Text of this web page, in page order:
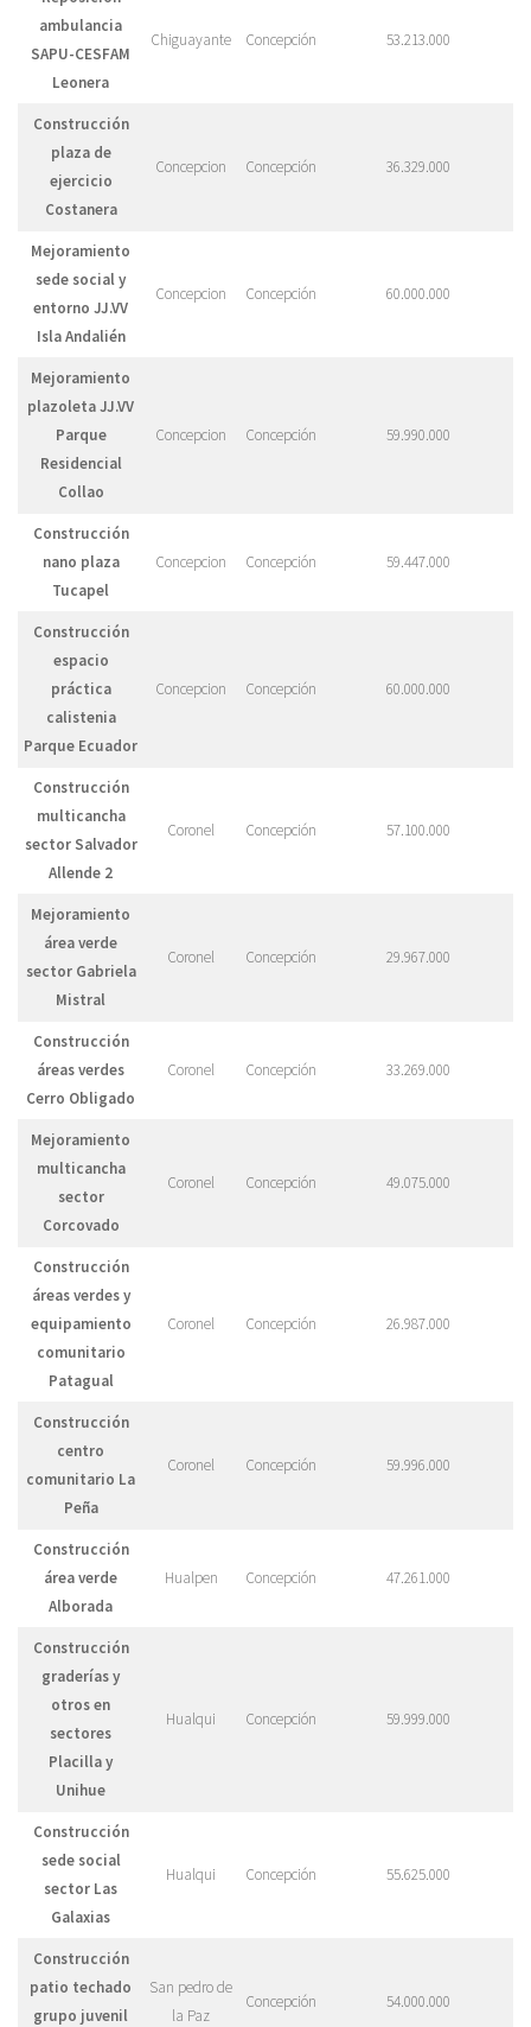
ambulancia
SAPU-CESFAM
Leonera
Chiguayante Concepción 53.213.000
Construcción
plaza de
ejercicio
Costanera
Concepcion Concepción 36.329.000
Mejoramiento
sede social y
entorno JJ.VV
Isla Andalién
Concepcion Concepción 60.000.000
Mejoramiento
plazoleta JJ.VV
Parque
Residencial
Collao
Concepcion Concepción 59.990.000
Construcción
nano plaza
Tucapel
Concepcion Concepción 59.447.000
Construcción
espacio
práctica
calistenia
Parque Ecuador
Concepcion Concepción 60.000.000
Construcción
multicancha
sector Salvador
Allende 2
Coronel Concepción 57.100.000
Mejoramiento
área verde
sector Gabriela
Mistral
Coronel Concepción 29.967.000
Construcción
áreas verdes
Cerro Obligado
Coronel Concepción 33.269.000
Mejoramiento
multicancha
sector
Corcovado
Coronel Concepción 49.075.000
Construcción
áreas verdes y
equipamiento
comunitario
Patagual
Coronel Concepción 26.987.000
Construcción
centro
comunitario La
Peña
Coronel Concepción 59.996.000
Construcción
área verde
Alborada
Hualpen Concepción 47.261.000
Construcción
graderías y
otros en
sectores
Placilla y
Unihue
Hualqui Concepción 59.999.000
Construcción
sede social
sector Las
Galaxias
Hualqui Concepción 55.625.000
Construcción
patio techado
grupo juvenil
San pedro de
la Paz
Concepción 54.000.000